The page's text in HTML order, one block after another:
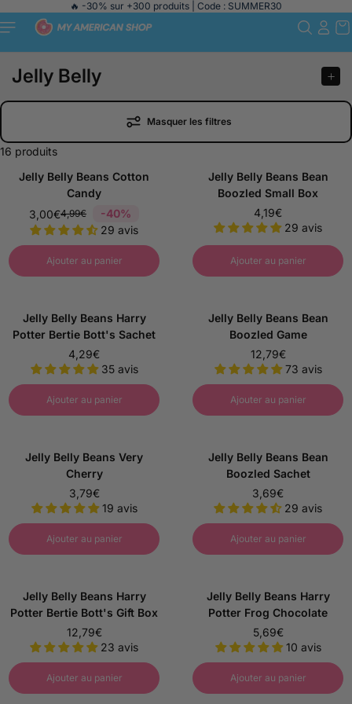
contenu
🔥 -30% sur +300 produits | Code : SUMMER30
Jelly Belly
Masquer les filtres
16 produits
Jelly Belly Beans Cotton
Candy
P
x
b
a
s
e
3,00€4,99€
-40%
29 avis
Ajouter au panier
Jelly Belly Beans Bean
Boozled Small Box
P
i
x
b
a
s
e
4,19€
29 avis
Ajouter au panier
Jelly Belly Beans Harry
Potter Bertie Bott's Sachet
P
x
b
a
s
e
4,29€
35 avis
Ajouter au panier
Jelly Belly Beans Bean
Boozled Game
P
x
b
a
s
e
12,79€
73 avis
Ajouter au panier
Jelly Belly Beans Very
Cherry
P
r
x
b
a
s
e
3,79€
19 avis
Ajouter au panier
Jelly Belly Beans Bean
Boozled Sachet
P
x
b
a
s
e
3,69€
29 avis
Ajouter au panier
Jelly Belly Beans Harry
Potter Bertie Bott's Gift Box
P
x
12,79€
23 avis
Ajouter au panier
Jelly Belly Beans Harry
Potter Frog Chocolate
P
r
x
5,69€
10 avis
Ajouter au panier